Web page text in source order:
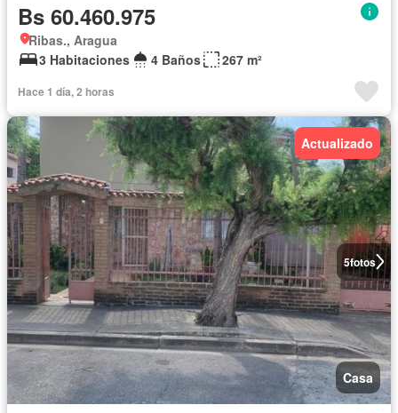
Bs 60.460.975
Ribas., Aragua
3 Habitaciones
4 Baños 267 m²
Hace 1 día, 2 horas
5fotos
Actualizado
Casa